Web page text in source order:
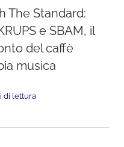
The Standard:
e SBAM, il
del caffè
musica
di lettura